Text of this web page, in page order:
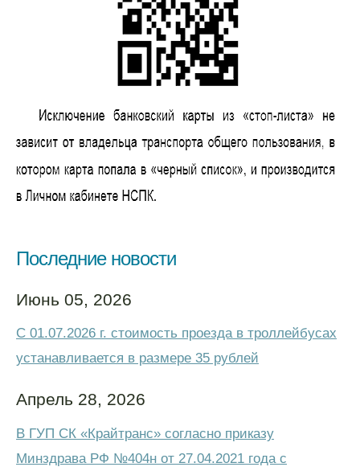
Последние новости
Июнь 05, 2026
С 01.07.2026 г. стоимость проезда в троллейбусах
устанавливается в размере 35 рублей
Апрель 28, 2026
В ГУП СК «Крайтранс» согласно приказу
Минздрава РФ №404н от 27.04.2021 года с